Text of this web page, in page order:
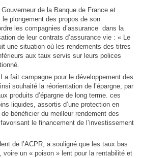
de la Banque de France et
le plongement des propos de son
les compagnies d’assurance dans la
de leur contrats d’assurance vie : « Le
une situation où les rendements des titres
aux taux servis sur leurs polices
a fait campagne pour le développement des
souhaité la réorientation de l’épargne, par
produits d’épargne de long terme. ces
liquides, assortis d’une protection en
bénéficier du meilleur rendement des
le financement de l’investissement
de l’ACPR, a souligné que les taux bas
voire un « poison » lent pour la rentabilité et